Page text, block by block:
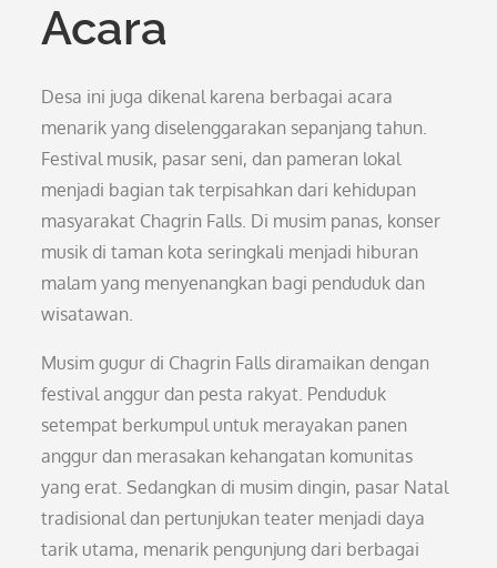
Acara
Desa ini juga dikenal karena berbagai acara
menarik yang diselenggarakan sepanjang tahun.
Festival musik, pasar seni, dan pameran lokal
menjadi bagian tak terpisahkan dari kehidupan
masyarakat Chagrin Falls. Di musim panas, konser
musik di taman kota seringkali menjadi hiburan
malam yang menyenangkan bagi penduduk dan
wisatawan.
Musim gugur di Chagrin Falls diramaikan dengan
festival anggur dan pesta rakyat. Penduduk
setempat berkumpul untuk merayakan panen
anggur dan merasakan kehangatan komunitas
yang erat. Sedangkan di musim dingin, pasar Natal
tradisional dan pertunjukan teater menjadi daya
tarik utama, menarik pengunjung dari berbagai